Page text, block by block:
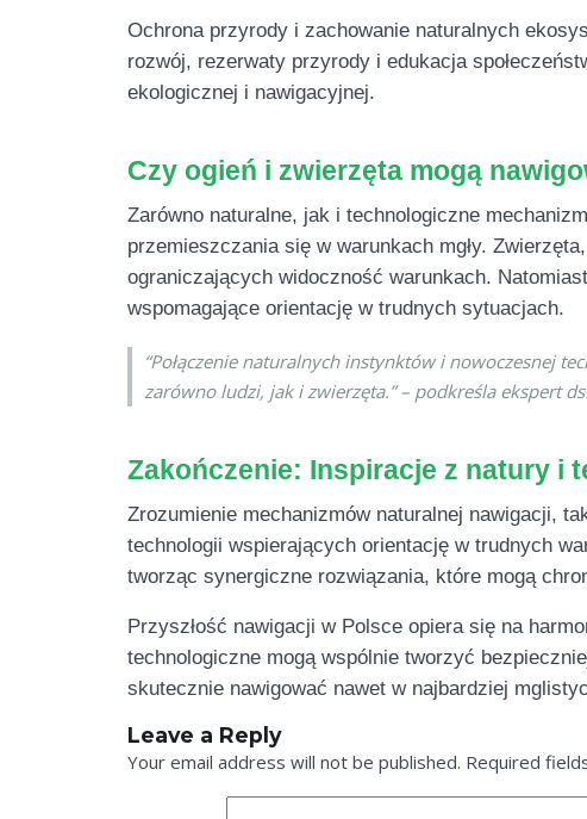
Ochrona przyrody i zachowanie naturalnych
rozwój, rezerwaty przyrody i edukacja
ekologicznej i nawigacyjnej.
Czy ogień i zwierzęta mogą
Zarówno naturalne, jak i technologiczne
przemieszczania się w warunkach mgły.
ograniczających widoczność warunkach.
wspomagające orientację w trudnych sytuacjach.
“Połączenie naturalnych instynktów i nowoczesnej
zarówno ludzi, jak i zwierzęta.” – podkreśla ekspert
Zakończenie: Inspiracje z natury i
Zrozumienie mechanizmów naturalnej nawigacji,
technologii wspierających orientację w trudnych
tworząc synergiczne rozwiązania, które mogą
Przyszłość nawigacji w Polsce opiera się na
technologiczne mogą wspólnie tworzyć
skutecznie nawigować nawet w najbardziej
Leave a Reply
Your email address will not be published. Required